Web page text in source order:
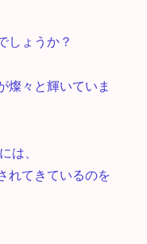
しょうか？
燦々と輝いていま
は、
れてきているのを